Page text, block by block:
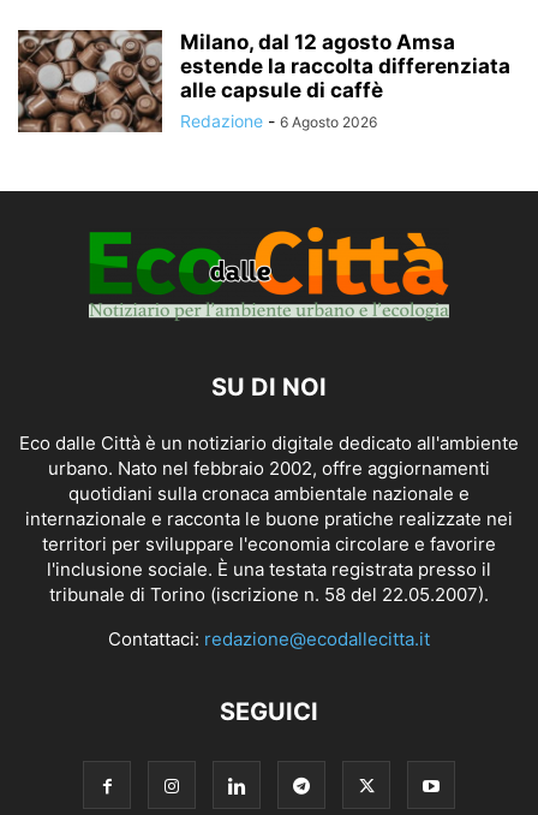
Milano, dal 12 agosto Amsa
estende la raccolta differenziata
alle capsule di caffè
Redazione - 6 Agosto 2026
SU DI NOI
Eco dalle Città è un notiziario digitale dedicato all'ambiente
urbano. Nato nel febbraio 2002, offre aggiornamenti
quotidiani sulla cronaca ambientale nazionale e
internazionale e racconta le buone pratiche realizzate nei
territori per sviluppare l'economia circolare e favorire
l'inclusione sociale. È una testata registrata presso il
tribunale di Torino (iscrizione n. 58 del 22.05.2007).
Contattaci: redazione@ecodallecitta.it
SEGUICI